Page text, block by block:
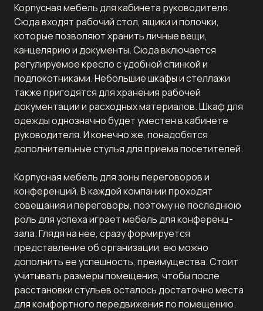
Корпусная мебель для кабинета руководителя.
Сюда входят рабочий стол, ящики и полочки,
которые позволяют хранить личные вещи,
канцелярию и документы. Сюда включается
регулируемое кресло с удобной спинкой и
подлокотниками. Небольшие шкафы и стеллажи
также пригодятся для хранения рабочей
документации и расходных материалов. Шкаф для
одежды однозначно будет уместен в кабинете
руководителя. И конечно же, понадобятся
дополнительные стулья для приема посетителей.
Корпусная мебель для зоны переговоров и
конференций. В каждой компании проходят
совещания и переговоры, поэтому не последнюю
роль для успеха играет мебель для конференц-
зала. Глядя на нее, сразу формируется
представление об организации, ею можно
дополнить ее успешность, преимущества. Стоит
учитывать размеры помещения, чтобы после
расстановки стульев осталось достаточно места
для комфортного передвижения по помещению.